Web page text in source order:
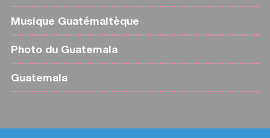
Musique Guatémaltèque
Photo du Guatemala
Guatemala